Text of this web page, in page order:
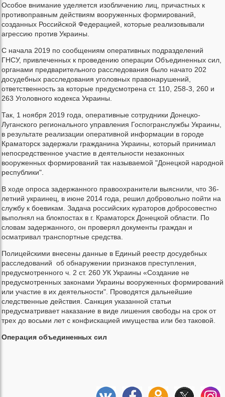
Особое внимание уделяется изобличению лиц, причастных к
противоправным действиям вооруженных формирований,
созданных Российской Федерацией, которые реализовывали
агрессию против Украины.
С начала 2019 по сообщениям оперативных подразделений
ГНСУ, привлеченных к проведению операции Объединенных сил,
органами предварительного расследования было начато 202
досудебных расследования уголовных правонарушений,
ответственность за которые предусмотрена ст. 110, 258-3, 260 и
263 Уголовного кодекса Украины.
Так, 1 ноября 2019 года, оперативные сотрудники Донецко-
Луганского регионального управления Госпогранслужбы Украины,
в результате реализации оперативной информации в городе
Краматорск задержали гражданина Украины, который принимал
непосредственное участие в деятельности незаконных
вооруженных формирований так называемой "Донецкой народной
республики".
В ходе опроса задержанного правоохранители выяснили, что 36-
летний украинец, в июне 2014 года, решил добровольно пойти на
службу к боевикам. Задача российских кураторов добросовестно
выполнял на блокпостах в г. Краматорск Донецкой области. По
словам задержанного, он проверял документы граждан и
осматривал транспортные средства.
Полицейскими внесены данные в Единый реестр досудебных
расследований об обнаружении признаков преступления,
предусмотренного ч. 2 ст. 260 УК Украины «Создание не
предусмотренных законами Украины вооруженных формирований
или участие в их деятельности". Проводятся дальнейшие
следственные действия. Санкция указанной статьи
предусматривает наказание в виде лишения свободы на срок от
трех до восьми лет с конфискацией имущества или без таковой.
Операция объединенных сил